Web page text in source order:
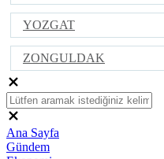
YOZGAT
ZONGULDAK
Ana Sayfa
Gündem